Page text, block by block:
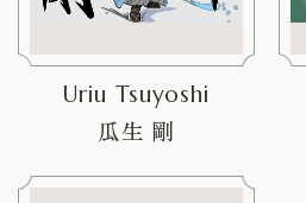
Uriu Tsuyoshi
瓜生 剛